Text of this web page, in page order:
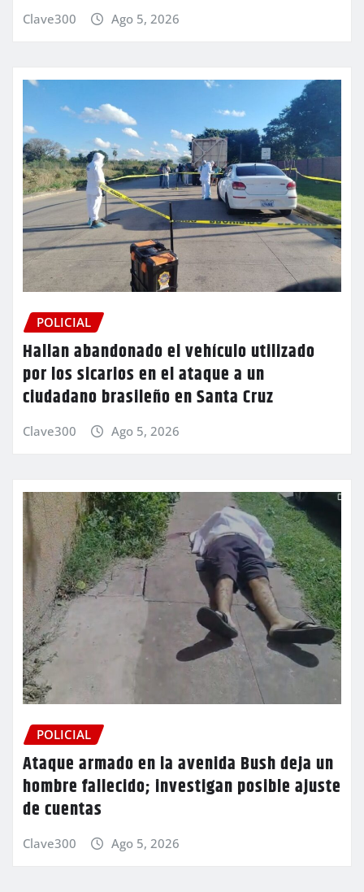
Clave300 Ago 5, 2026
POLICIAL
Hallan abandonado el vehículo utilizado
por los sicarios en el ataque a un
ciudadano brasileño en Santa Cruz
Clave300 Ago 5, 2026
POLICIAL
Ataque armado en la avenida Bush deja un
hombre fallecido; investigan posible ajuste
de cuentas
Clave300 Ago 5, 2026